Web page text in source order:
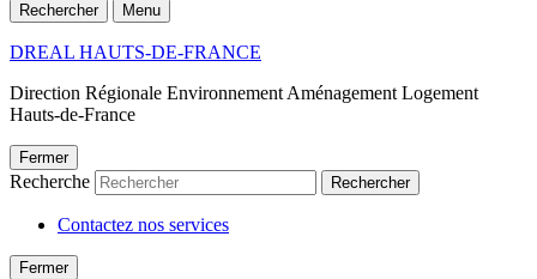
Rechercher Menu
DREAL HAUTS-DE-FRANCE
Direction Régionale Environnement Aménagement Logement
Hauts-de-France
Fermer
Recherche Rechercher
Contactez nos services
Fermer